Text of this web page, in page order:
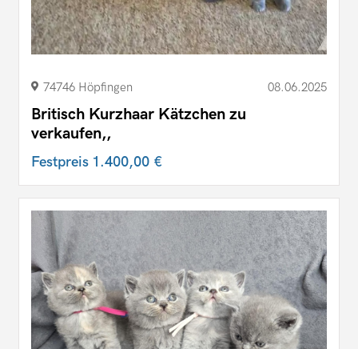
74746 Höpfingen 08.06.2025
Britisch Kurzhaar Kätzchen zu
verkaufen,,
Festpreis 1.400,00 €